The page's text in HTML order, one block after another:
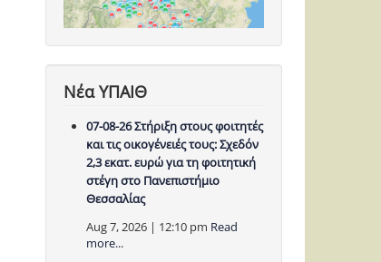
Νέα ΥΠΑΙΘ
07-08-26 Στήριξη στους φοιτητές
και τις οικογένειές τους: Σχεδόν
2,3 εκατ. ευρώ για τη φοιτητική
στέγη στο Πανεπιστήμιο
Θεσσαλίας
Aug 7, 2026 | 12:10 pm Read
more...